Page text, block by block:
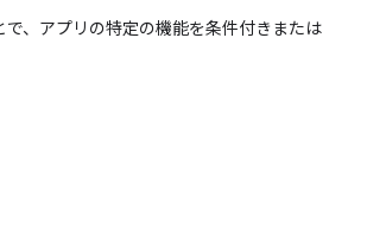
、アプリの特定の機能を条件付きまたは